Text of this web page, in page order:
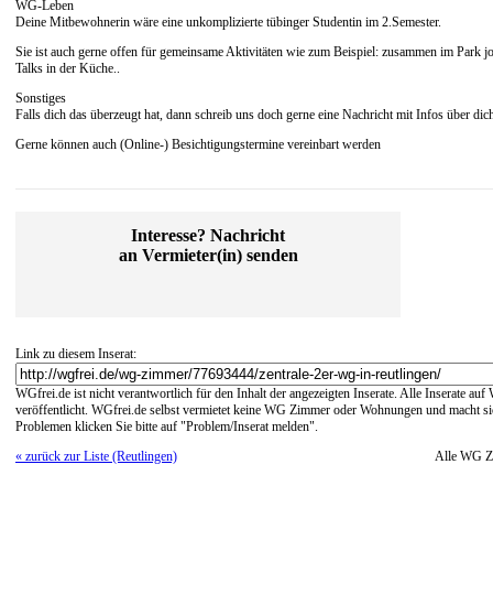
WG-Leben
Deine Mitbewohnerin wäre eine unkomplizierte tübinger Studentin im 2.Semester.
Sie ist auch gerne offen für gemeinsame Aktivitäten wie zum Beispiel: zusammen im Park
Talks in der Küche..
Sonstiges
Falls dich das überzeugt hat, dann schreib uns doch gerne eine Nachricht mit Infos über
Gerne können auch (Online-) Besichtigungstermine vereinbart werden
Interesse? Nachricht
an Vermieter(in) senden
Link zu diesem Inserat:
WGfrei.de ist nicht verantwortlich für den Inhalt der angezeigten Inserate. Alle Inserate
veröffentlicht. WGfrei.de selbst vermietet keine WG Zimmer oder Wohnungen und macht
Problemen klicken Sie bitte auf "Problem/Inserat melden".
« zurück zur Liste (Reutlingen)
Alle WG